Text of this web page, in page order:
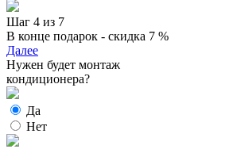
Шаг 4 из 7
В конце подарок - скидка 7 %
Далее
Нужен будет монтаж
кондиционера?
Да
Нет